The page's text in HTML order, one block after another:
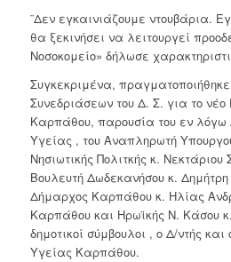
¨Δεν εγκαινιάζουμε ντουβάρια.
θα ξεκινήσει να λειτουργεί
Νοσοκομείο» δήλωσε
Συγκεκριμένα,
Συνεδριάσεων του Δ. Σ. για το νέο
Καρπάθου, παρουσία του εν
Υγείας , του Αναπληρωτή
Νησιωτικής Πολιτκής κ. Νεκτάριου
Βουλευτή Δωδεκανήσου κ.
Δήμαρχος Καρπάθου κ. Ηλίας
Καρπάθου και Ηρωϊκής Ν. Κάσου
δημοτικοί σύμβουλοι , ο Δ/ντής και
Υγείας Καρπάθου.